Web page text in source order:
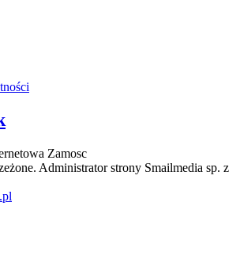
Zamosc
Administrator strony Smailmedia sp. z